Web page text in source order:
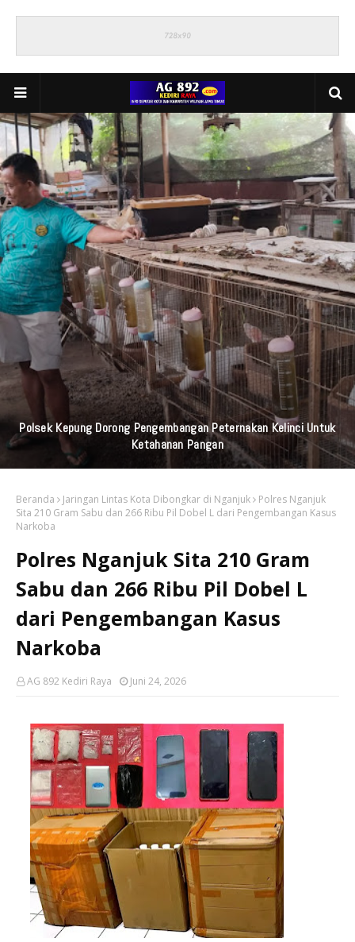
Praktisi Hukum Soroti Investasi Bodong Yang Libatkan
Bayangkari
Beranda Jaringan Lintas Kota Dibongkar di Nganjuk
Polres Nganjuk
Sita 210 Gram Sabu dan 266 Ribu Pil Dobel L dari Pengembangan Kasus
Narkoba
Polres Nganjuk Sita 210 Gram
Sabu dan 266 Ribu Pil Dobel L
dari Pengembangan Kasus
Narkoba
AG 892 Kediri Raya Juni 24, 2026